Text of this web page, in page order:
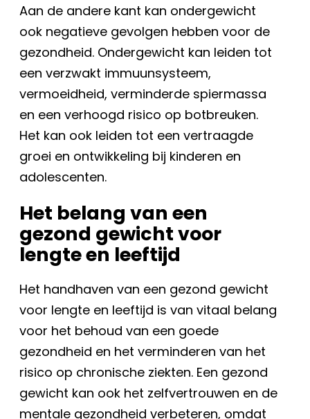
Aan de andere kant kan ondergewicht
ook negatieve gevolgen hebben voor de
gezondheid. Ondergewicht kan leiden tot
een verzwakt immuunsysteem,
vermoeidheid, verminderde spiermassa
en een verhoogd risico op botbreuken.
Het kan ook leiden tot een vertraagde
groei en ontwikkeling bij kinderen en
adolescenten.
Het belang van een
gezond gewicht voor
lengte en leeftijd
Het handhaven van een gezond gewicht
voor lengte en leeftijd is van vitaal belang
voor het behoud van een goede
gezondheid en het verminderen van het
risico op chronische ziekten. Een gezond
gewicht kan ook het zelfvertrouwen en de
mentale gezondheid verbeteren, omdat